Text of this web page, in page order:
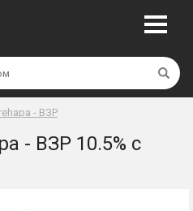
- ВЗР
- ВЗР 10.5% с